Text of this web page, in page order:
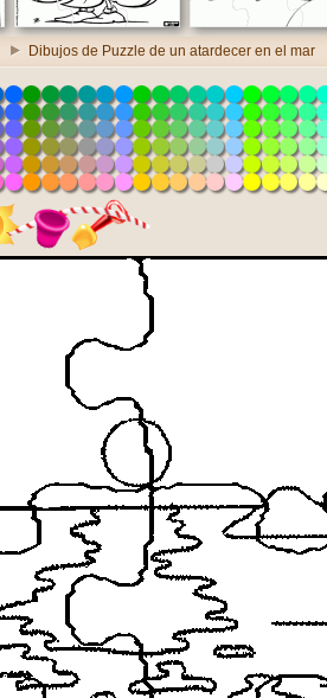
Dibujos de Puzzle de un atardecer en el mar